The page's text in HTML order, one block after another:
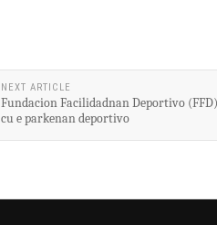
NEXT ARTICLE
Fundacion Facilidadnan Deportivo
cu e parkenan deportivo